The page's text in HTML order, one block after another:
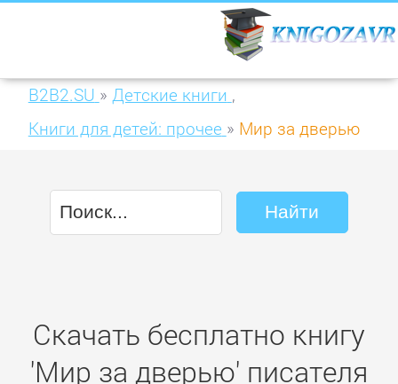
B2B2.SU » Детские книги ,
Книги для детей: прочее » Мир за дверью
Скачать бесплатно книгу
'Мир за дверью' писателя